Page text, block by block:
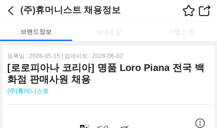
(주)휴머니스트 채용정보
브랜드정보 상세요강 기업소개
등록일 : 2026-05-15 | 업데이트 : 2026-06-02
[로로피아나 코리아] 명품 Loro Piana 전국 백
화점 판매사원 채용
(주)휴머니스트